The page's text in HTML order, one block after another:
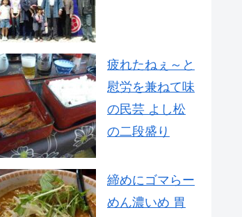
疲れたねぇ～と
慰労を兼ねて味
の民芸 よし松
の二段盛り
締めにゴマらー
めん濃いめ 胃